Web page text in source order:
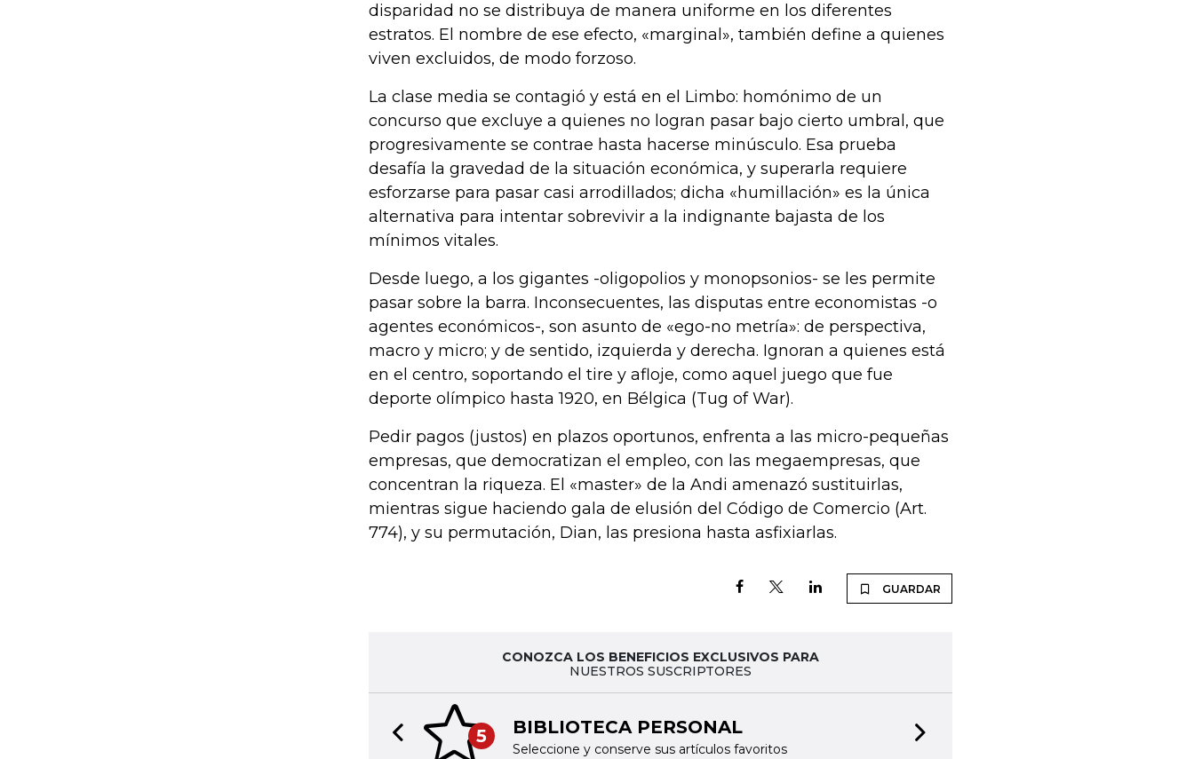
disparidad no se distribuya de manera uniforme en los diferentes
estratos. El nombre de ese efecto, «marginal», también define a quienes
viven excluidos, de modo forzoso.
La clase media se contagió y está en el Limbo: homónimo de un
concurso que excluye a quienes no logran pasar bajo cierto umbral, que
progresivamente se contrae hasta hacerse minúsculo. Esa prueba
desafía la gravedad de la situación económica, y superarla requiere
esforzarse para pasar casi arrodillados; dicha «humillación» es la única
alternativa para intentar sobrevivir a la indignante bajasta de los
mínimos vitales.
Desde luego, a los gigantes -oligopolios y monopsonios- se les permite
pasar sobre la barra. Inconsecuentes, las disputas entre economistas -o
agentes económicos-, son asunto de «ego-no metría»: de perspectiva,
macro y micro; y de sentido, izquierda y derecha. Ignoran a quienes está
en el centro, soportando el tire y afloje, como aquel juego que fue
deporte olímpico hasta 1920, en Bélgica (Tug of War).
Pedir pagos (justos) en plazos oportunos, enfrenta a las micro-pequeñas
empresas, que democratizan el empleo, con las megaempresas, que
concentran la riqueza. El «master» de la Andi amenazó sustituirlas,
mientras sigue haciendo gala de elusión del Código de Comercio (Art.
774), y su permutación, Dian, las presiona hasta asfixiarlas.
GUARDAR
CONOZCA LOS BENEFICIOS EXCLUSIVOS PARA
NUESTROS SUSCRIPTORES
5 BIBLIOTECA PERSONAL
Seleccione y conserve sus artículos favoritos
Previous slide